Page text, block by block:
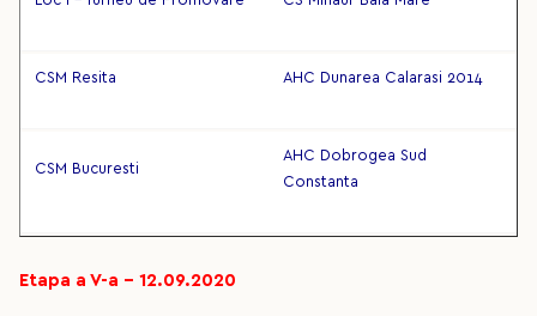
CSM Resita AHC Dunarea Calarasi 2014
CSM Bucuresti
AHC Dobrogea Sud
Constanta
Etapa a V-a – 12.09.2020